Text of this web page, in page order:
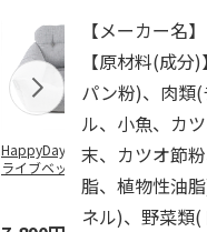
HappyDays 2wayド
ライブベッド グレ
獣医師開
をとる砂
イレ ナチ
【メーカー名
【原材料(成
パン粉)、肉類
ル、小魚、カ
末、カツオ節
脂、植物性油
ネル)、野菜類